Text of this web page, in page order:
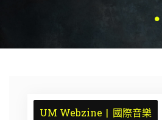
UM Webzine 國際音樂